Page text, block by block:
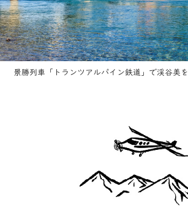
景勝列車「トランツアルパイン鉄道」で渓谷美を